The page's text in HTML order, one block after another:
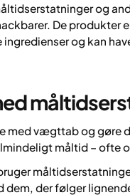
og
De produkter
og kan
med vægttab og gøre
måltid – ofte
der følger